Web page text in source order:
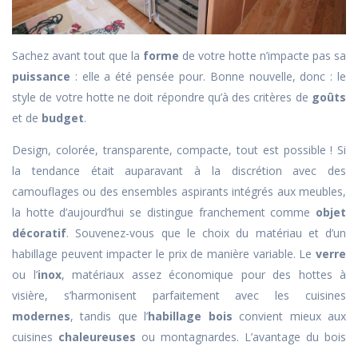
Sachez avant tout que la forme de votre hotte n’impacte pas sa
puissance : elle a été pensée pour. Bonne nouvelle, donc : le
style de votre hotte ne doit répondre qu’à des critères de goûts
et de budget.
Design, colorée, transparente, compacte, tout est possible ! Si
la tendance était auparavant à la discrétion avec des
camouflages ou des ensembles aspirants intégrés aux meubles,
la hotte d’aujourd’hui se distingue franchement comme objet
décoratif. Souvenez-vous que le choix du matériau et d’un
habillage peuvent impacter le prix de manière variable. Le verre
ou l’inox, matériaux assez économique pour des hottes à
visière, s’harmonisent parfaitement avec les cuisines
modernes, tandis que l’habillage bois convient mieux aux
cuisines chaleureuses ou montagnardes. L’avantage du bois